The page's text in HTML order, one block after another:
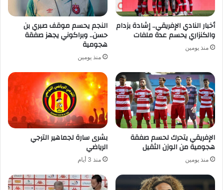
أخبار النادي الإفريقي.. إشادة بزدام
والكنزاري يحسم عدة ملفات
منذ يومين
النجم يحسم موقف صبري بن
حسن.. وبراكوني يجهز صفقة
هجومية
منذ يومين
الإفريقي يتحرك لحسم صفقة
هجومية من الوزن الثقيل
منذ يومين
بشرى سارة لجماهير الترجي
الرياضي
منذ 3 أيام